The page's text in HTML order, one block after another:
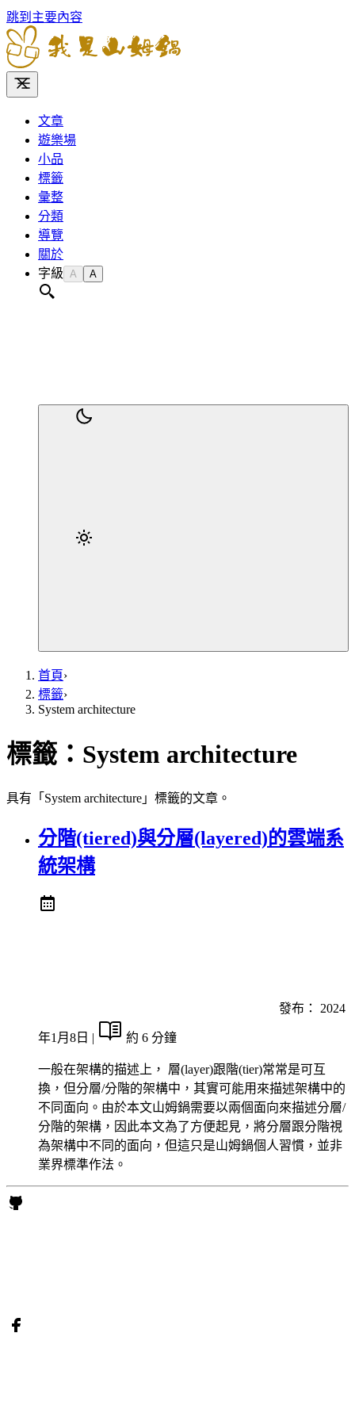
跳到主要內容
文章
遊樂場
小品
標籤
彙整
分類
導覽
關於
字級 A A
首頁›
標籤›
System architecture
標籤： System architecture
具有「System architecture」標籤的文章。
分階(tiered)與分層(layered)的雲端系
統架構
發布： 2024
年1月8日 | 約 6 分鐘
一般在架構的描述上， 層(layer)跟階(tier)常常是可互
換，但分層/分階的架構中，其實可能用來描述架構中的
不同面向。由於本文山姆鍋需要以兩個面向來描述分層/
分階的架構，因此本文為了方便起見，將分層跟分階視
為架構中不同的面向，但這只是山姆鍋個人習慣，並非
業界標準作法。